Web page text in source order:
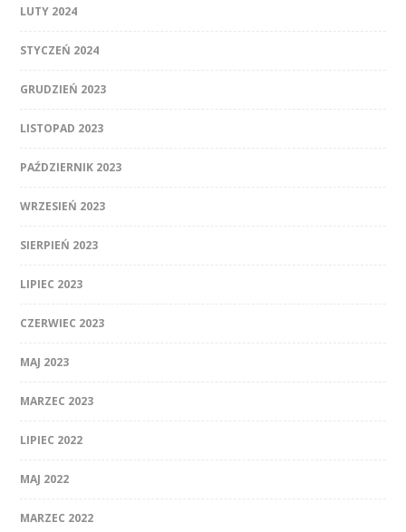
LUTY 2024
STYCZEŃ 2024
GRUDZIEŃ 2023
LISTOPAD 2023
PAŹDZIERNIK 2023
WRZESIEŃ 2023
SIERPIEŃ 2023
LIPIEC 2023
CZERWIEC 2023
MAJ 2023
MARZEC 2023
LIPIEC 2022
MAJ 2022
MARZEC 2022